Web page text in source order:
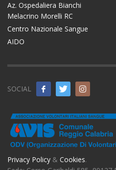
Az. Ospedaliera Bianchi
Melacrino Morelli RC
Centro Nazionale Sangue
AIDO
SOCIAL
Privacy Policy & Cookies.